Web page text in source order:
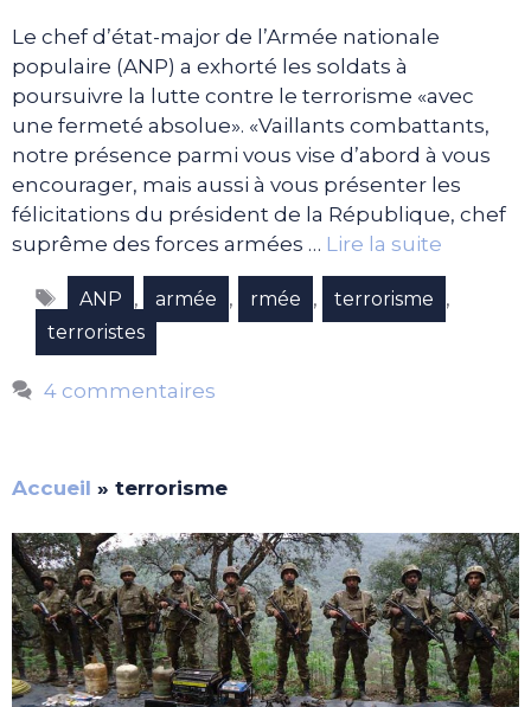
Le chef d’état-major de l’Armée nationale
populaire (ANP) a exhorté les soldats à
poursuivre la lutte contre le terrorisme «avec
une fermeté absolue». «Vaillants combattants,
notre présence parmi vous vise d’abord à vous
encourager, mais aussi à vous présenter les
félicitations du président de la République, chef
suprême des forces armées … Lire la suite
Étiquettes
ANP , armée , rmée , terrorisme ,
terroristes
4 commentaires
Accueil » terrorisme